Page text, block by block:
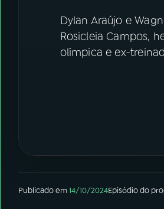
Dylan Araújo e
Rosicleia Campos,
olímpica e ex-
Publicado em14/10/2024Episódiodo